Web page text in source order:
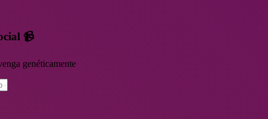
📹
genéticamente